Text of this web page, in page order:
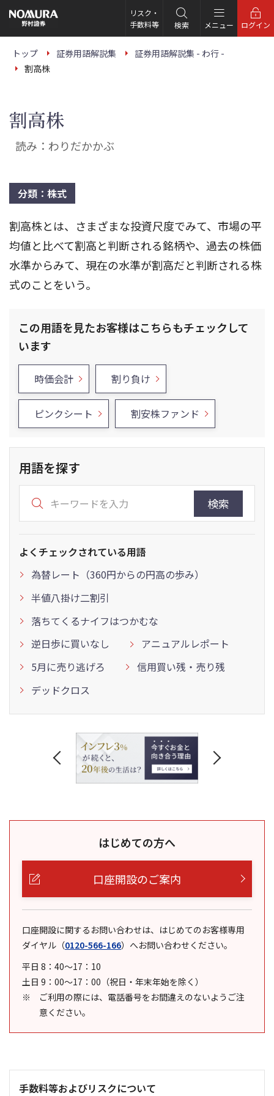
の
ー
リスク・
手数料等
検索 メニュー ログイン
トップ 証券用語解説集
証券用語解説集 - わ行 -
割高株
割高株
読み：わりだかかぶ
分類：株式
割高株とは、さまざまな投資尺度でみて、市場の平
均値と比べて割高と判断される銘柄や、過去の株価
水準からみて、現在の水準が割高だと判断される株
式のことをいう。
この用語を見たお客様はこちらもチェックして
います
時価会計 割り負け
ピンクシート 割安株ファンド
用語を探す
検索
よくチェックされている用語
為替レート（360円からの円高の歩み）
半値八掛け二割引
落ちてくるナイフはつかむな
逆日歩に買いなし
アニュアルレポート
5月に売り逃げろ
信用買い残・売り残
デッドクロス
はじめての方へ
口座開設のご案内
口座開設に関するお問い合わせは、はじめてのお客様専用
ダイヤル （0120-566-166） へお問い合わせください。
平日 8：40～17：10
土日 9：00～17：00（祝日・年末年始を除く）
ご利用の際には、電話番号をお間違えのないようご注
意ください。
手数料等およびリスクについて